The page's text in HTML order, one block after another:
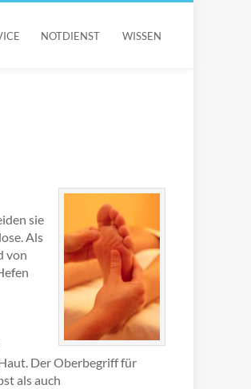
NOTDIENST WISSEN
sie
Als
von
Der Oberbegriff für
als auch